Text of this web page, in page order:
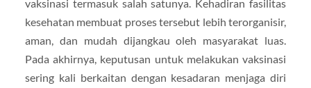
vaksinasi termasuk salah satunya. Kehadiran fasilitas
kesehatan membuat proses tersebut lebih terorganisir,
aman, dan mudah dijangkau oleh masyarakat luas.
Pada akhirnya, keputusan untuk melakukan vaksinasi
sering kali berkaitan dengan kesadaran menjaga diri